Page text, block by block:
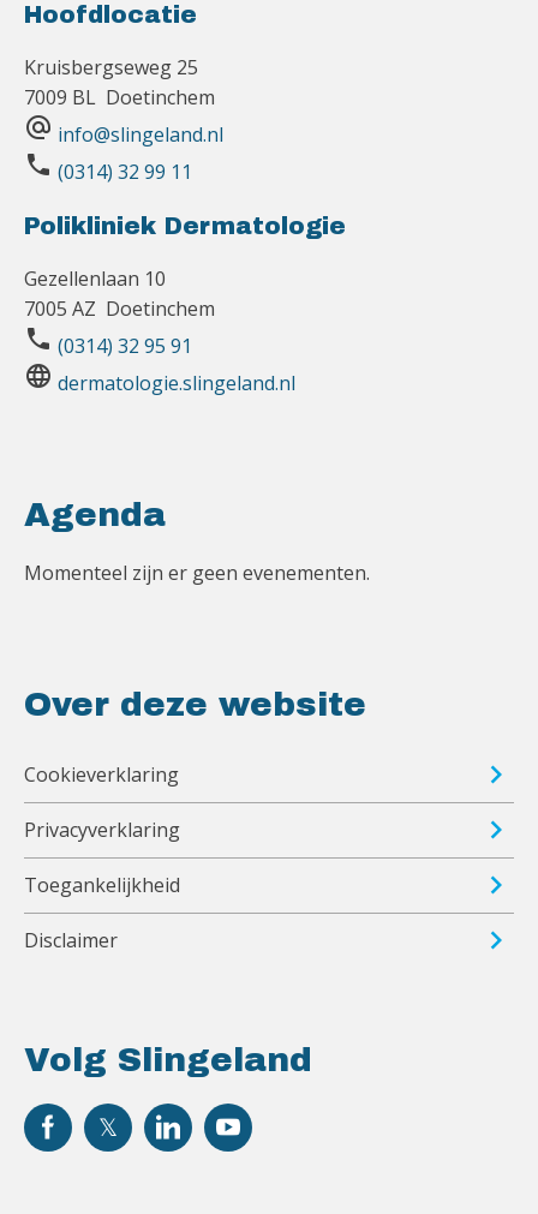
Hoofdlocatie
Kruisbergseweg 25
7009 BL Doetinchem
alternate_email info@slingeland.nl
phone (0314) 32 99 11
Polikliniek Dermatologie
Gezellenlaan 10
7005 AZ Doetinchem
phone (0314) 32 95 91
language dermatologie.slingeland.nl
Volg Slingeland
Agenda
Momenteel zijn er geen evenementen.
Over deze website
Cookieverklaring
Privacyverklaring
Toegankelijkheid
Disclaimer